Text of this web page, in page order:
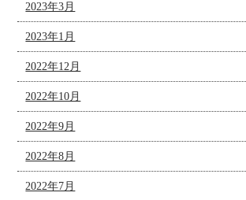
2023年3月
2023年1月
2022年12月
2022年10月
2022年9月
2022年8月
2022年7月